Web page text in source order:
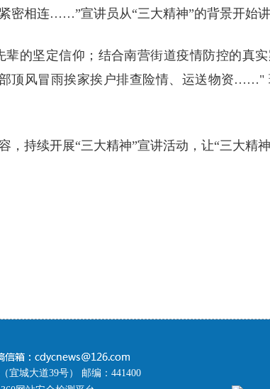
密相连……”宣讲员从“三大精神”的背景开始讲
的坚定信仰；结合南营街道疫情防控的真
顶风冒雨挨家挨户排查险情、运送物资
持续开展“三大精神”宣讲活动，让“三大精
宜城大道39号） 邮编：441400